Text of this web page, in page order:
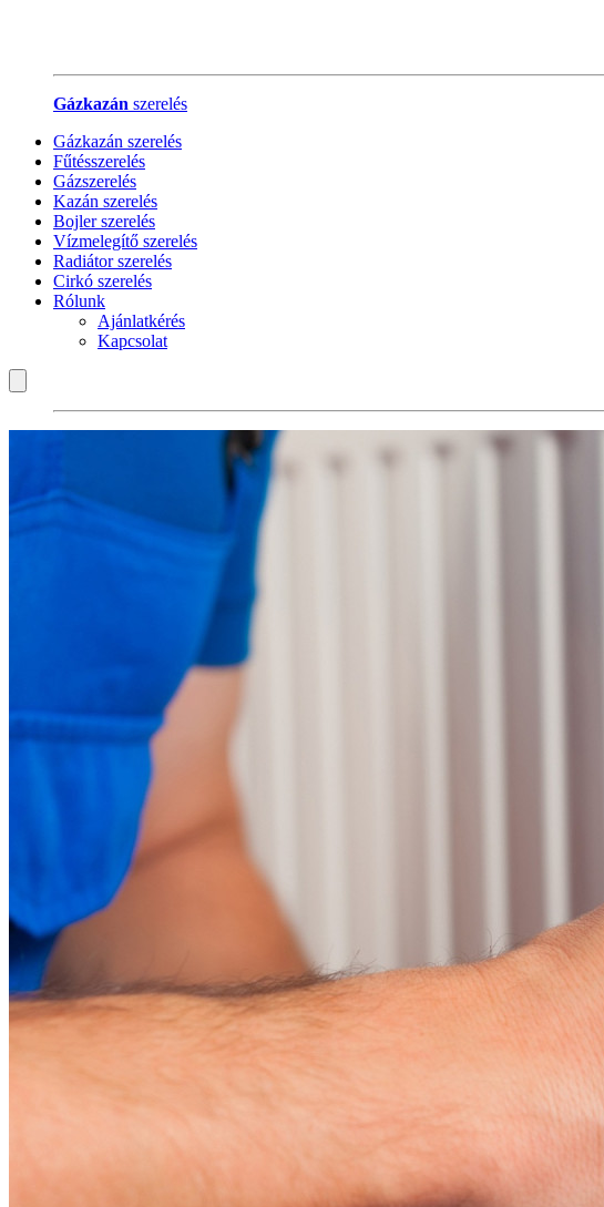
Gázkazán szerelés
Gázkazán szerelés
Fűtésszerelés
Gázszerelés
Kazán szerelés
Bojler szerelés
Vízmelegítő szerelés
Radiátor szerelés
Cirkó szerelés
Rólunk
Ajánlatkérés
Kapcsolat